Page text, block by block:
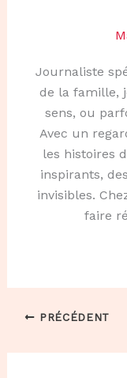
Journaliste
de la famille,
sens, ou
Avec un
les histoires
inspirants,
invisibles.
faire
PRÉCÉDENT